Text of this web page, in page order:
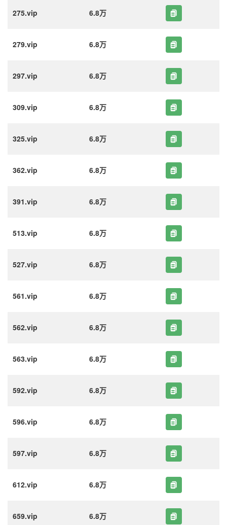
275.vip 6.8万
279.vip 6.8万
297.vip 6.8万
309.vip 6.8万
325.vip 6.8万
362.vip 6.8万
391.vip 6.8万
513.vip 6.8万
527.vip 6.8万
561.vip 6.8万
562.vip 6.8万
563.vip 6.8万
592.vip 6.8万
596.vip 6.8万
597.vip 6.8万
612.vip 6.8万
659.vip 6.8万